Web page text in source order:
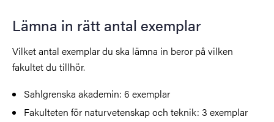
Lämna in rätt antal exemplar
Vilket antal exemplar du ska lämna in beror på vilken
fakultet du tillhör.
Sahlgrenska akademin: 6 exemplar
Fakulteten för naturvetenskap och teknik: 3 exemplar